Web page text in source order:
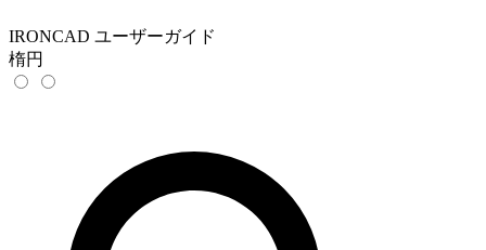
IRONCAD ユーザーガイド
楕円